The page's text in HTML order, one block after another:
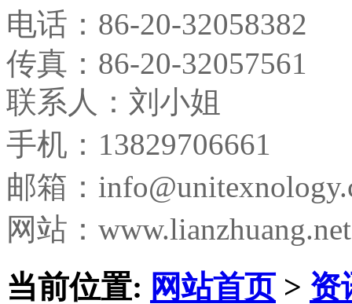
电话： 86-20-32058382
传真： 86-20-32057561
联系人：刘小姐
手机：13829706661
邮箱：
网站：www.lianzhuang.net
当前位置: 网站首页> 资